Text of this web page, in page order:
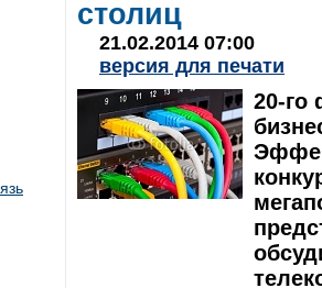
столиц
21.02.2014 07:00
версия для печати
20-го